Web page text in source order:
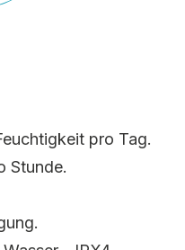
frei von Feuchtigkeit
und kleine
Räume (IPX4).
pro Tag.
Stunde.